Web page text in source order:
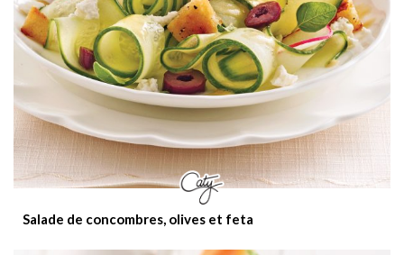
Salade de concombres, olives et feta